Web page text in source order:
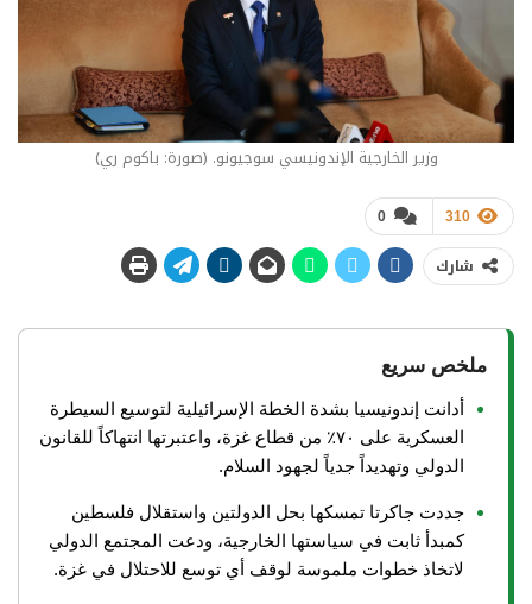
وزير الخارجية الإندونيسي سوجيونو. (صورة: باكوم ري)
0 310
شارك
ملخص سريع
أدانت إندونيسيا بشدة الخطة الإسرائيلية لتوسيع السيطرة
العسكرية على ٧٠٪ من قطاع غزة، واعتبرتها انتهاكاً للقانون
الدولي وتهديداً جدياً لجهود السلام.
جددت جاكرتا تمسكها بحل الدولتين واستقلال فلسطين
كمبدأ ثابت في سياستها الخارجية، ودعت المجتمع الدولي
لاتخاذ خطوات ملموسة لوقف أي توسع للاحتلال في غزة.